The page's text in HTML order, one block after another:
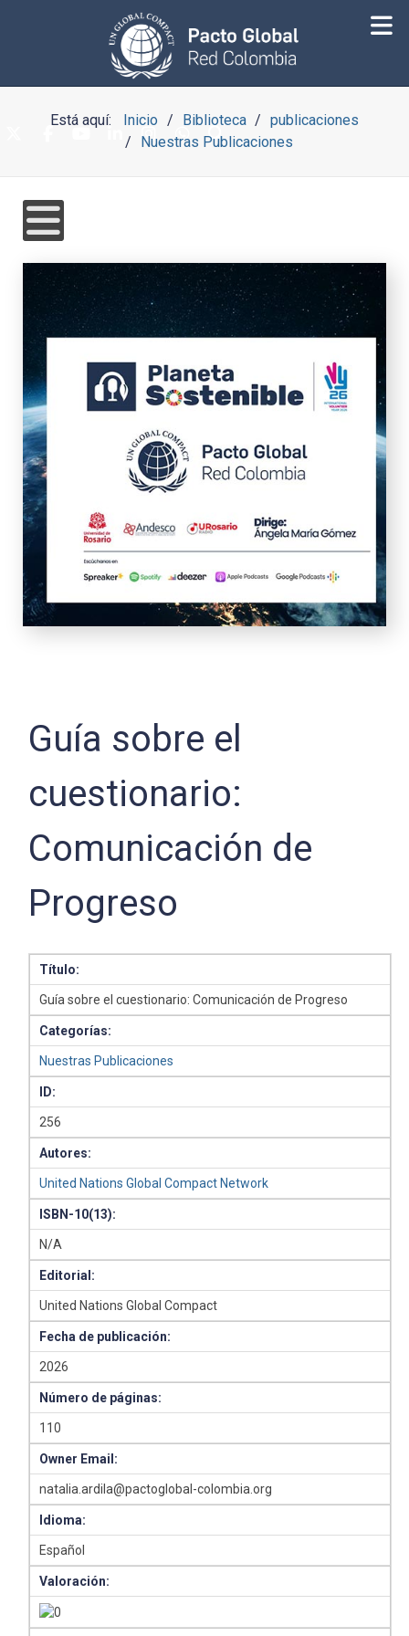
Está aquí: Inicio Biblioteca
publicaciones
Nuestras Publicaciones
Guía sobre el
cuestionario:
Comunicación de
Progreso
Título:
Guía sobre el cuestionario: Comunicación de Progreso
Categorías:
Nuestras Publicaciones
ID:
256
Autores:
United Nations Global Compact Network
ISBN-10(13):
N/A
Editorial:
United Nations Global Compact
Fecha de publicación:
2026
Número de páginas:
110
Owner Email:
natalia.ardila@pactoglobal-colombia.org
Idioma:
Español
Valoración: